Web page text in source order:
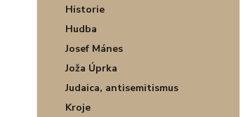
Historie
Hudba
Josef Mánes
Joža Úprka
Judaica, antisemitismus
Kroje